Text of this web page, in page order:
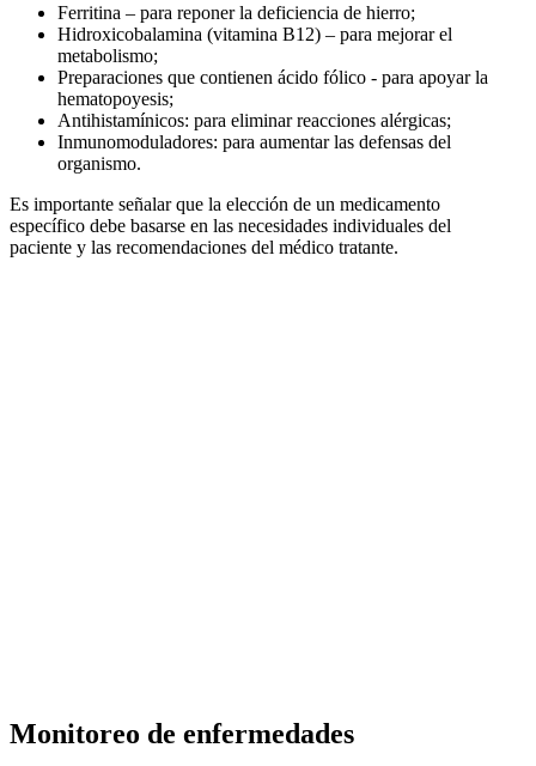
Ferritina – para reponer la deficiencia de hierro;
Hidroxicobalamina (vitamina B12) – para mejorar el
metabolismo;
Preparaciones que contienen ácido fólico - para apoyar la
hematopoyesis;
Antihistamínicos: para eliminar reacciones alérgicas;
Inmunomoduladores: para aumentar las defensas del
organismo.
Es importante señalar que la elección de un medicamento
específico debe basarse en las necesidades individuales del
paciente y las recomendaciones del médico tratante.
Monitoreo de enfermedades